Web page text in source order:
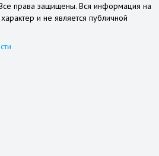
права защищены. Вся информация на
и не является публичной